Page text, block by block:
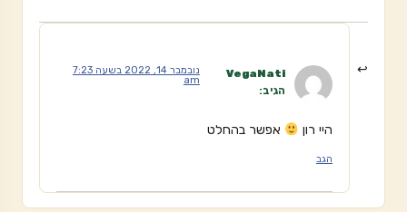
VegaNati
הגיב:
נובמבר 14, 2022 בשעה 7:23
am
היי רון אפשר בהחלט
הגב